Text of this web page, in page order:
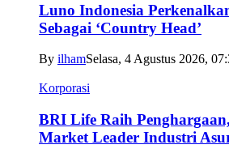
Luno Indonesia
Sebagai ‘Country Head’
By ilhamSelasa, 4 Agustus 2026,
Korporasi
BRI Life Raih
Market Leader Industri